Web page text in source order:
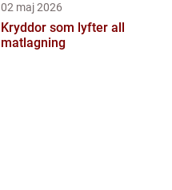
02 maj 2026
Kryddor som lyfter all
matlagning